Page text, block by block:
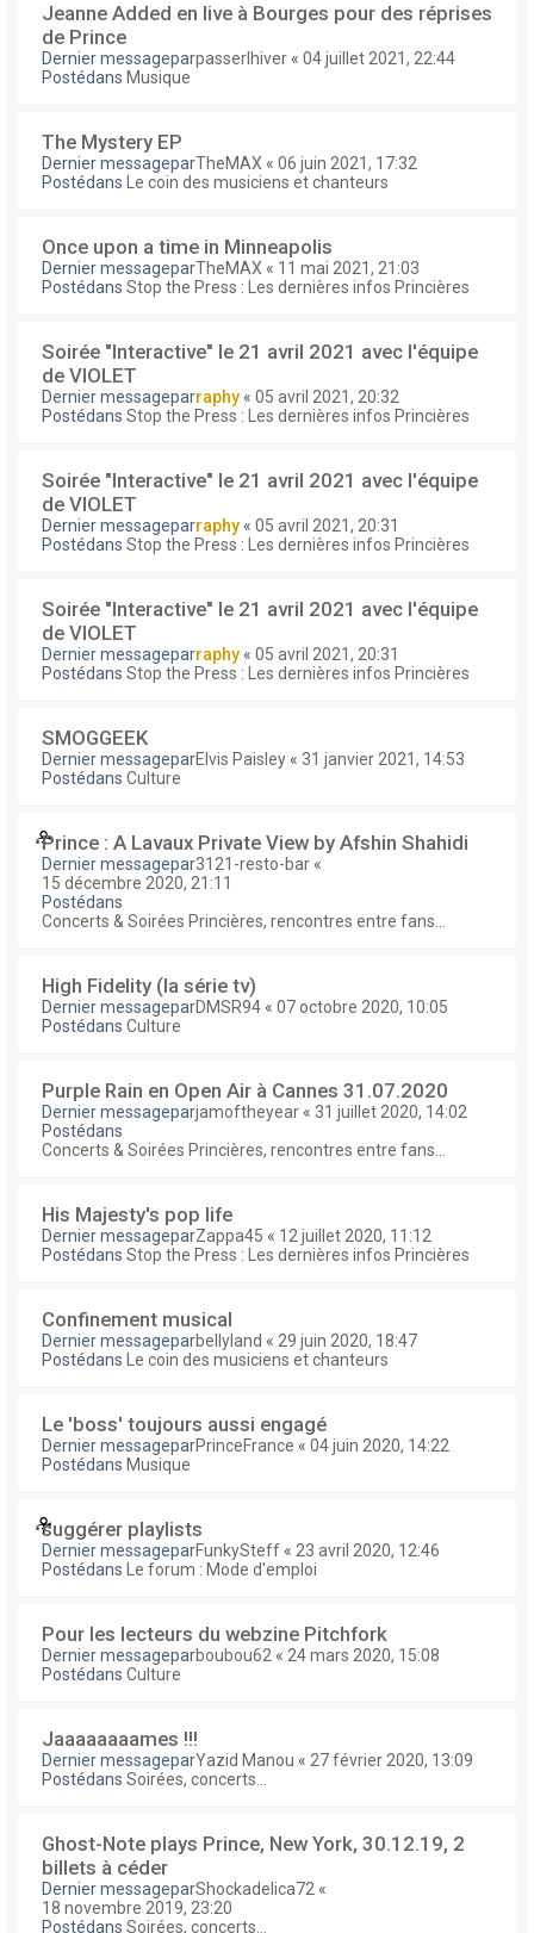
Jeanne Added en live à Bourges pour des réprises
de Prince
Dernier messageparpasserlhiver « 04 juillet 2021, 22:44
Postédans Musique
The Mystery EP
Dernier messageparTheMAX « 06 juin 2021, 17:32
Postédans
Le coin des musiciens et chanteurs
Once upon a time in Minneapolis
Dernier messageparTheMAX « 11 mai 2021, 21:03
Postédans Stop the Press : Les dernières infos Princières
Soirée "Interactive" le 21 avril 2021 avec l'équipe
de VIOLET
Dernier messageparraphy « 05 avril 2021, 20:32
Postédans Stop the Press : Les dernières infos Princières
Soirée "Interactive" le 21 avril 2021 avec l'équipe
de VIOLET
Dernier messageparraphy « 05 avril 2021, 20:31
Postédans Stop the Press : Les dernières infos Princières
Soirée "Interactive" le 21 avril 2021 avec l'équipe
de VIOLET
Dernier messageparraphy « 05 avril 2021, 20:31
Postédans Stop the Press : Les dernières infos Princières
SMOGGEEK
Dernier messageparElvis Paisley « 31 janvier 2021, 14:53
Postédans Culture
Prince : A Lavaux Private View by Afshin Shahidi
Dernier messagepar3121-resto-bar «
15 décembre 2020, 21:11
Postédans
Concerts & Soirées Princières, rencontres entre fans...
High Fidelity (la série tv)
Dernier messageparDMSR94 « 07 octobre 2020, 10:05
Postédans Culture
Purple Rain en Open Air à Cannes 31.07.2020
Dernier messageparjamoftheyear « 31 juillet 2020, 14:02
Postédans
Concerts & Soirées Princières, rencontres entre fans...
His Majesty's pop life
Dernier messageparZappa45 « 12 juillet 2020, 11:12
Postédans Stop the Press : Les dernières infos Princières
Confinement musical
Dernier messageparbellyland « 29 juin 2020, 18:47
Postédans
Le coin des musiciens et chanteurs
Le 'boss' toujours aussi engagé
Dernier messageparPrinceFrance « 04 juin 2020, 14:22
Postédans Musique
suggérer playlists
Dernier messageparFunkySteff « 23 avril 2020, 12:46
Postédans
Le forum : Mode d'emploi
Pour les lecteurs du webzine Pitchfork
Dernier messageparboubou62 « 24 mars 2020, 15:08
Postédans Culture
Jaaaaaaaames !!!
Dernier messageparYazid Manou « 27 février 2020, 13:09
Postédans Soirées, concerts...
Ghost-Note plays Prince, New York, 30.12.19, 2
billets à céder
Dernier messageparShockadelica72 «
18 novembre 2019, 23:20
Postédans Soirées, concerts...